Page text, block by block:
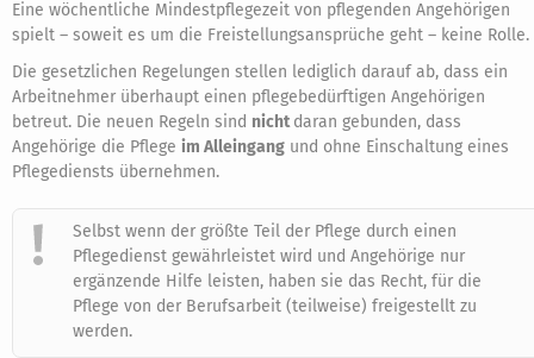
Eine wöchentliche Mindestpflegezeit von pflegenden Angehörigen
spielt – soweit es um die Freistellungsansprüche geht – keine Rolle.
Die gesetzlichen Regelungen stellen lediglich darauf ab, dass ein
Arbeitnehmer überhaupt einen pflegebedürftigen Angehörigen
betreut. Die neuen Regeln sind nichtdaran gebunden, dass
Angehörige die Pflege im Alleingang und ohne Einschaltung eines
Pflegediensts übernehmen.
Selbst wenn der größte Teil der Pflege durch einen
Pflegedienst gewährleistet wird und Angehörige nur
ergänzende Hilfe leisten, haben sie das Recht, für die
Pflege von der Berufsarbeit (teilweise) freigestellt zu
werden.